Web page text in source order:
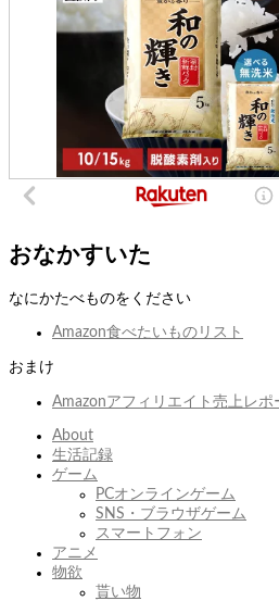
おなかすいた
なにかたべものをください
Amazon食べたいものリスト
おまけ
Amazonアフィリエイト売上レポ
About
生活記録
ゲーム
PCオンラインゲーム
SNS・ブラウザゲーム
スマートフォン
アニメ
物欲
貰い物